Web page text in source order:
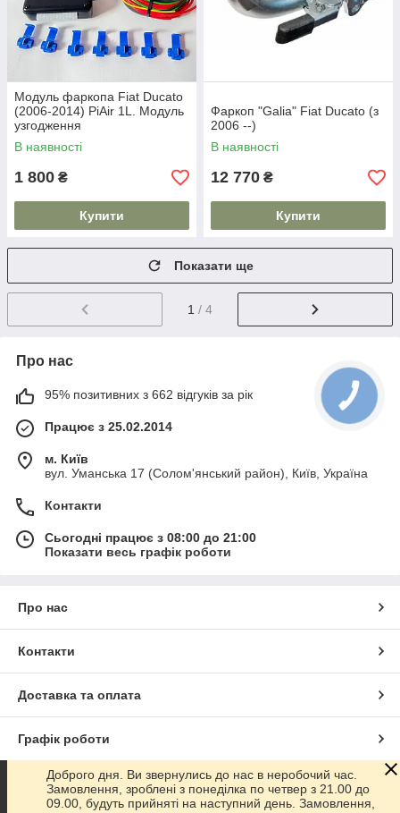
Модуль фаркопа Fiat Ducato
(2006-2014) PiAir 1L. Модуль
узгодження
В наявності
1 800 ₴
Купити
Фаркоп "Galia" Fiat Ducato (з
2006 --)
В наявності
12 770 ₴
Купити
Показати ще
1 / 4
Про нас
95% позитивних з 662 відгуків за рік
Працює з 25.02.2014
м. Київ
вул. Уманська 17 (Солом'янський район), Київ, Україна
Контакти
Сьогодні працює з 08:00 до 21:00
Показати весь графік роботи
Про нас
Контакти
Доставка та оплата
Графік роботи
Повна версія сайту
Доброго дня. Ви звернулись до нас в неробочий час.
Замовлення, зроблені з понеділка по четвер з 21.00 до
09.00, будуть прийняті на наступний день. Замовлення,